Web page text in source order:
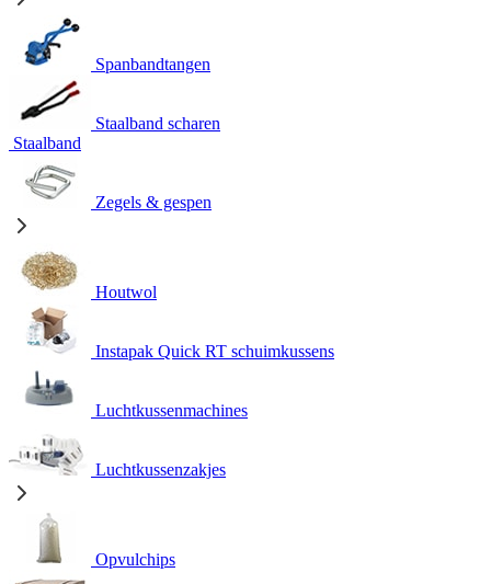
Spanbandtangen
Staalband scharen
Staalband
Zegels & gespen
Houtwol
Instapak Quick RT schuimkussens
Luchtkussenmachines
Luchtkussenzakjes
Opvulchips